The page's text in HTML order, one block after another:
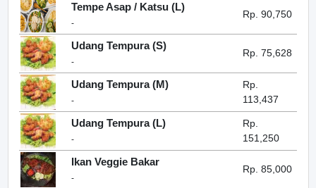
Tempe Asap / Katsu (L)
-
Rp. 90,750
Udang Tempura (S)
-
Rp. 75,628
Udang Tempura (M)
-
Rp.
113,437
Udang Tempura (L)
-
Rp.
151,250
Ikan Veggie Bakar
-
Rp. 85,000